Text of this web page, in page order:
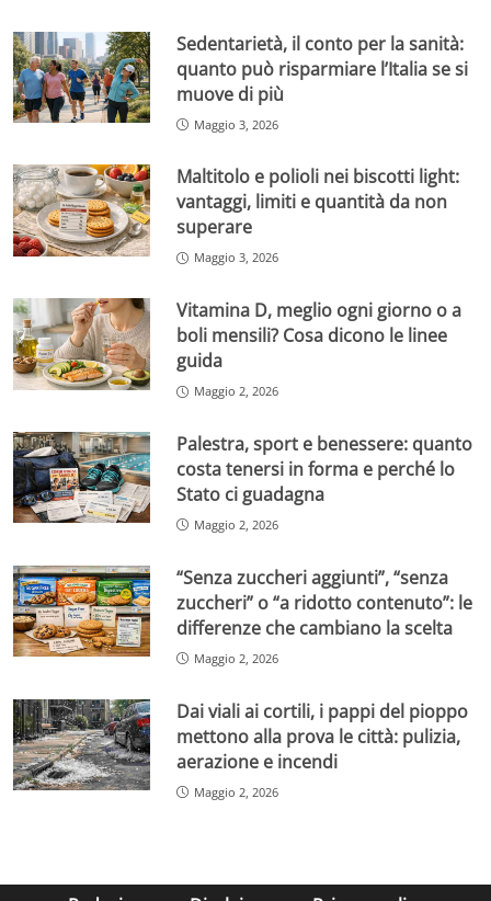
Sedentarietà, il conto per la sanità:
quanto può risparmiare l’Italia se si
muove di più
Maggio 3, 2026
Maltitolo e polioli nei biscotti light:
vantaggi, limiti e quantità da non
superare
Maggio 3, 2026
Vitamina D, meglio ogni giorno o a
boli mensili? Cosa dicono le linee
guida
Maggio 2, 2026
Palestra, sport e benessere: quanto
costa tenersi in forma e perché lo
Stato ci guadagna
Maggio 2, 2026
“Senza zuccheri aggiunti”, “senza
zuccheri” o “a ridotto contenuto”: le
differenze che cambiano la scelta
Maggio 2, 2026
Dai viali ai cortili, i pappi del pioppo
mettono alla prova le città: pulizia,
aerazione e incendi
Maggio 2, 2026